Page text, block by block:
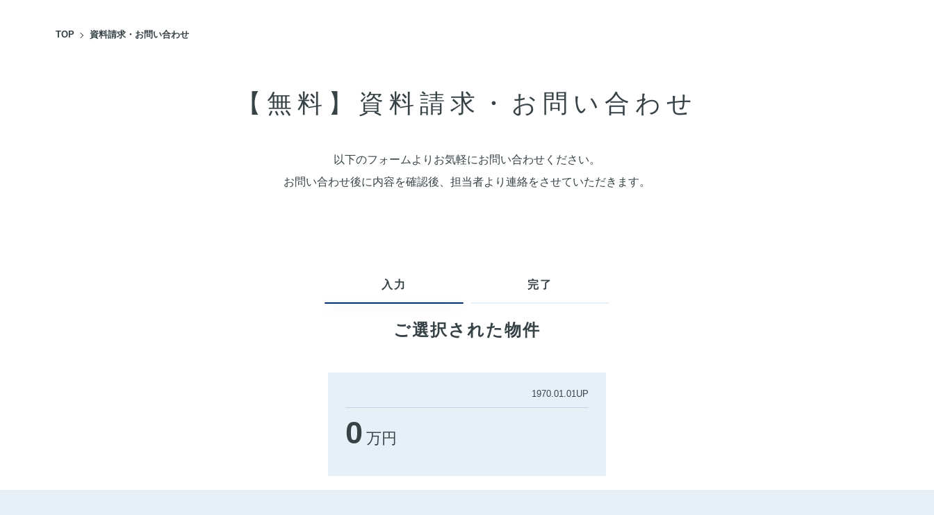
TOP 資料請求・お問い合わせ
【無料】資料請求・お問い合わせ
以下のフォームよりお気軽にお問い合わせください。
お問い合わせ後に内容を確認後、担当者より連絡をさせていただきます。
入力 完了
ご選択された物件
1970.01.01UP
0 万円